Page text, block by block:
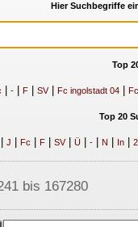
Hier Suchbegriffe
Top
-| F| SV| Fc ingolstadt 04|
Top 20
J Fc F| SV| Ü| -| N In| 2
bis 167280